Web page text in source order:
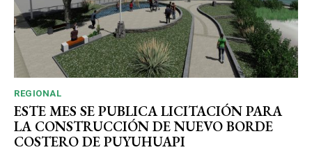
REGIONAL
ESTE MES SE PUBLICA LICITACIÓN PARA
LA CONSTRUCCIÓN DE NUEVO BORDE
COSTERO DE PUYUHUAPI